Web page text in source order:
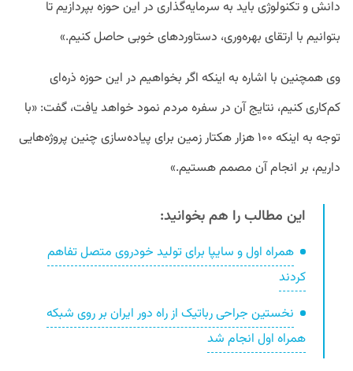
دانش و تکنولوژی باید به سرمایه‌گذاری در این حوزه بپردازیم تا
بتوانیم با ارتقای بهره‌وری، دستاوردهای خوبی حاصل کنیم.»
وی همچنین با اشاره به اینکه اگر بخواهیم در این حوزه ذره‌ای
کم‌کاری کنیم، نتایج آن در سفره مردم نمود خواهد یافت، گفت: «با
توجه به اینکه ۱۰۰ هزار هکتار زمین برای پیاده‌سازی چنین پروژه‌هایی
داریم، بر انجام آن مصمم هستیم.»
این مطالب را هم بخوانید:
همراه اول و سایپا برای تولید خودروی متصل تفاهم
کردند
نخستین جراحی رباتیک از راه دور ایران بر روی شبکه
همراه اول انجام شد